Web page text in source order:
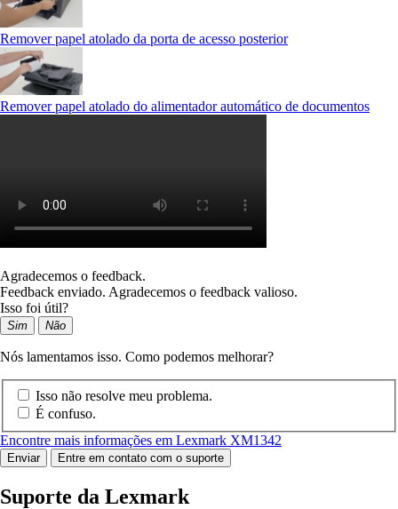
Remover papel atolado da porta de acesso posterior
Remover papel atolado do alimentador automático de documentos
Agradecemos o feedback.
Feedback enviado. Agradecemos o feedback valioso.
Isso foi útil?
Sim Não
Nós lamentamos isso. Como podemos melhorar?
Isso não resolve meu problema.
É confuso.
Encontre mais informações em Lexmark XM1342
Enviar Entre em contato com o suporte
Suporte da Lexmark